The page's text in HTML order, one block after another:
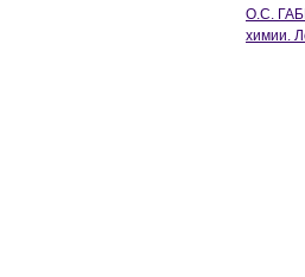
О.С.
химии.